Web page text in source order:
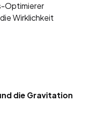
Optimierer
Wirklichkeit
die Gravitation